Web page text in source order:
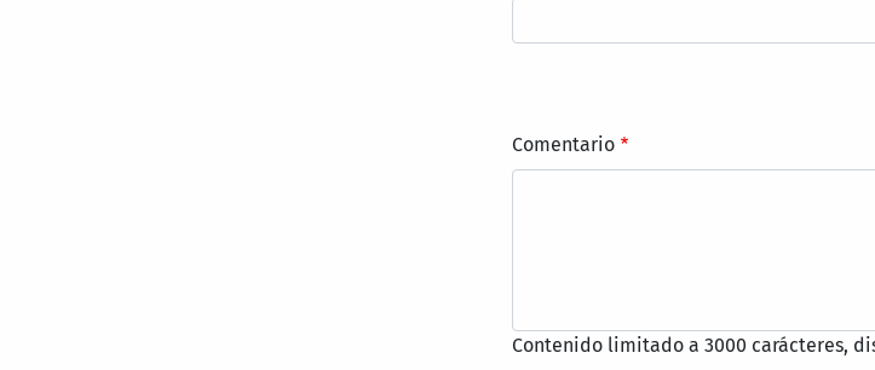
Comentario
Contenido limitado a 3000 carácteres,